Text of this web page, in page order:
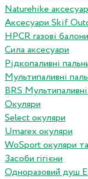
Naturehike
Аксесуари Skif
HPCR газові балони
Сила аксесуари
Рідкопаливні
Мультипаливні
BRS
Окуляри
Select окуляри
Umarex окуляри
WoSport окуляри
Засоби гігієни
Одноразовий душ